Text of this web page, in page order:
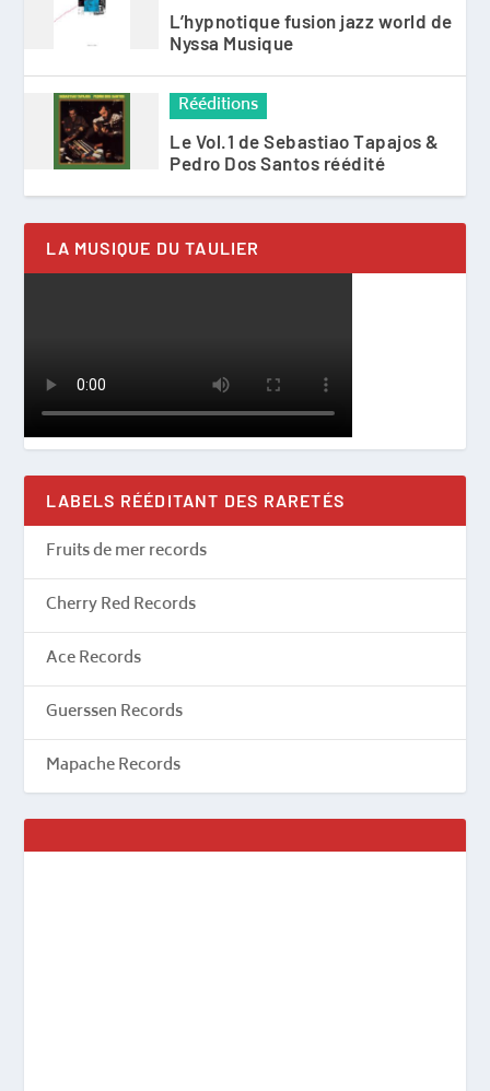
L’hypnotique fusion jazz world de
Nyssa Musique
Rééditions
Le Vol.1 de Sebastiao Tapajos &
Pedro Dos Santos réédité
LA MUSIQUE DU TAULIER
LABELS RÉÉDITANT DES RARETÉS
Fruits de mer records
Cherry Red Records
Ace Records
Guerssen Records
Mapache Records